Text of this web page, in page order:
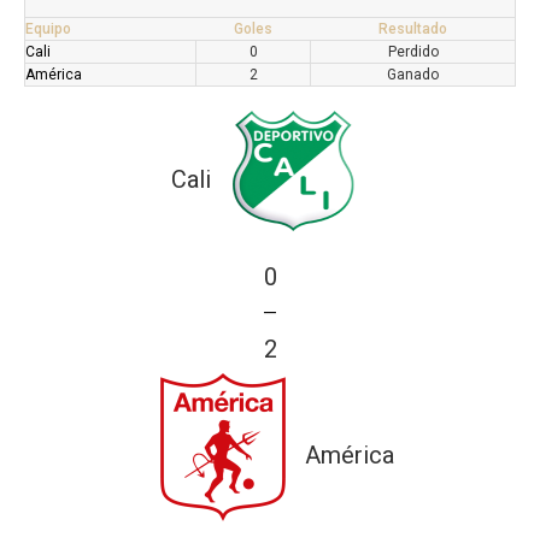
Equipo Goles
Resultado
Cali
0
Perdido
América
2 Ganado
Cali
0
—
2
América